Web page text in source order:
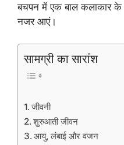
बचपन में एक बाल कलाकार के
नजर आएं।
सामग्री का सारांश
जीवनी
शुरुआती जीवन
आयु, लंबाई और वजन